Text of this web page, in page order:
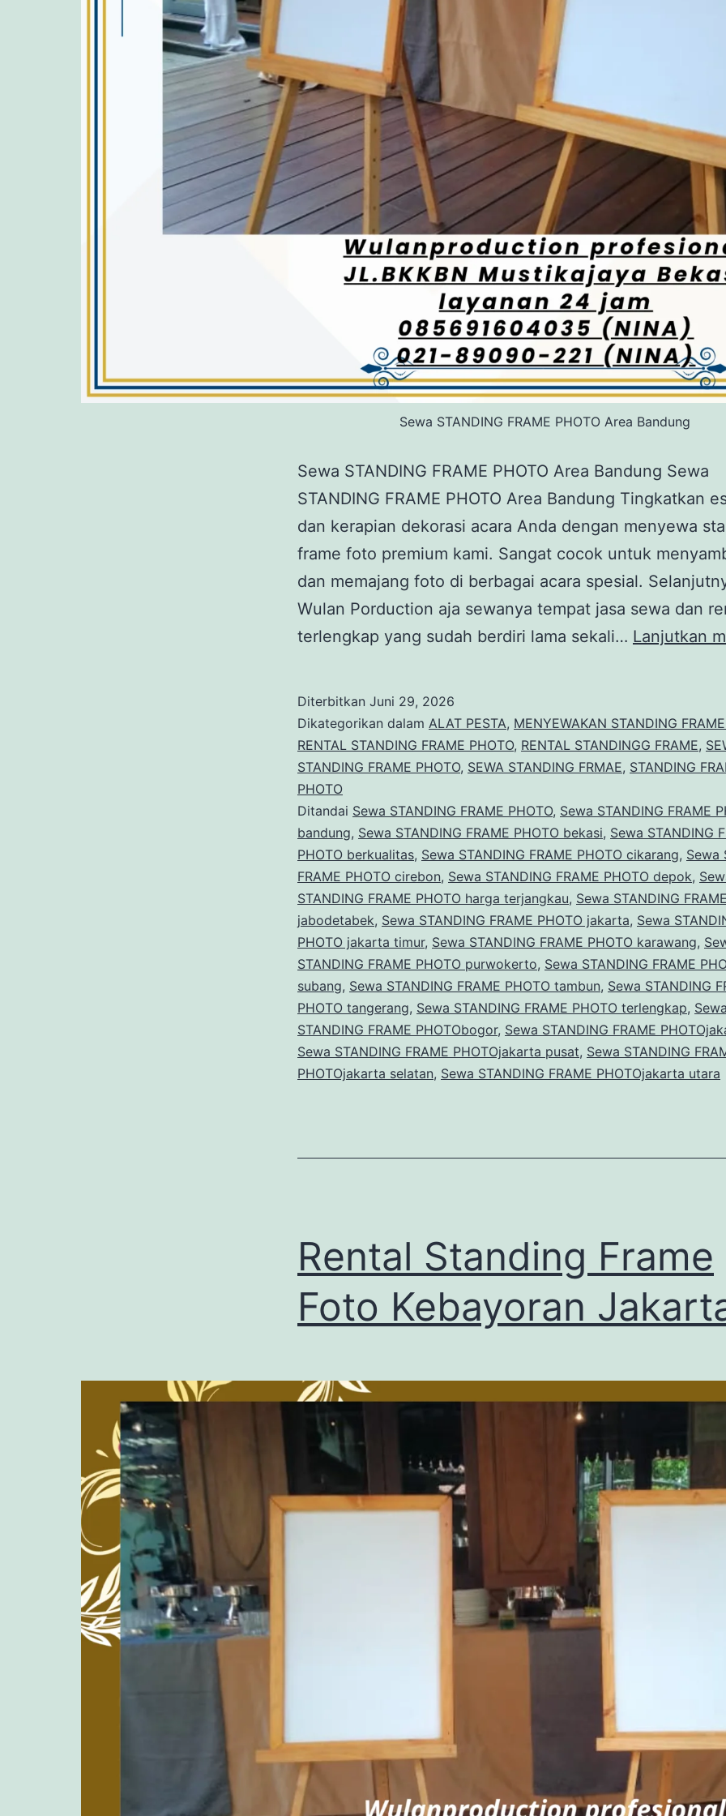
Sewa STANDING FRAME PHOTO Area Bandung
Sewa STANDING FRAME PHOTO Area Bandung Sewa
STANDING FRAME PHOTO Area Bandung Tingkatkan
dan kerapian dekorasi acara Anda dengan menyewa
frame foto premium kami. Sangat cocok untuk
dan memajang foto di berbagai acara spesial.
Wulan Porduction aja sewanya tempat jasa sewa dan
terlengkap yang sudah berdiri lama sekali… Lanjutkan
Diterbitkan Juni 29, 2026
Dikategorikan dalam ALAT PESTA, MENYEWAKAN STANDING
RENTAL STANDING FRAME PHOTO, RENTAL STANDINGG FRAME,
STANDING FRAME PHOTO, SEWA STANDING FRMAE, STANDING
PHOTO
Ditandai Sewa STANDING FRAME PHOTO, Sewa STANDING FRAME
bandung, Sewa STANDING FRAME PHOTO bekasi, Sewa STANDING
PHOTO berkualitas, Sewa STANDING FRAME PHOTO cikarang, Sewa
FRAME PHOTO cirebon, Sewa STANDING FRAME PHOTO depok,
STANDING FRAME PHOTO harga terjangkau, Sewa STANDING
jabodetabek, Sewa STANDING FRAME PHOTO jakarta, Sewa
PHOTO jakarta timur, Sewa STANDING FRAME PHOTO karawang,
STANDING FRAME PHOTO purwokerto, Sewa STANDING FRAME
subang, Sewa STANDING FRAME PHOTO tambun, Sewa STANDING
PHOTO tangerang, Sewa STANDING FRAME PHOTO terlengkap,
STANDING FRAME PHOTObogor, Sewa STANDING FRAME
Sewa STANDING FRAME PHOTOjakarta pusat, Sewa STANDING
PHOTOjakarta selatan, Sewa STANDING FRAME PHOTOjakarta utara
Rental Standing Frame
Foto Kebayoran